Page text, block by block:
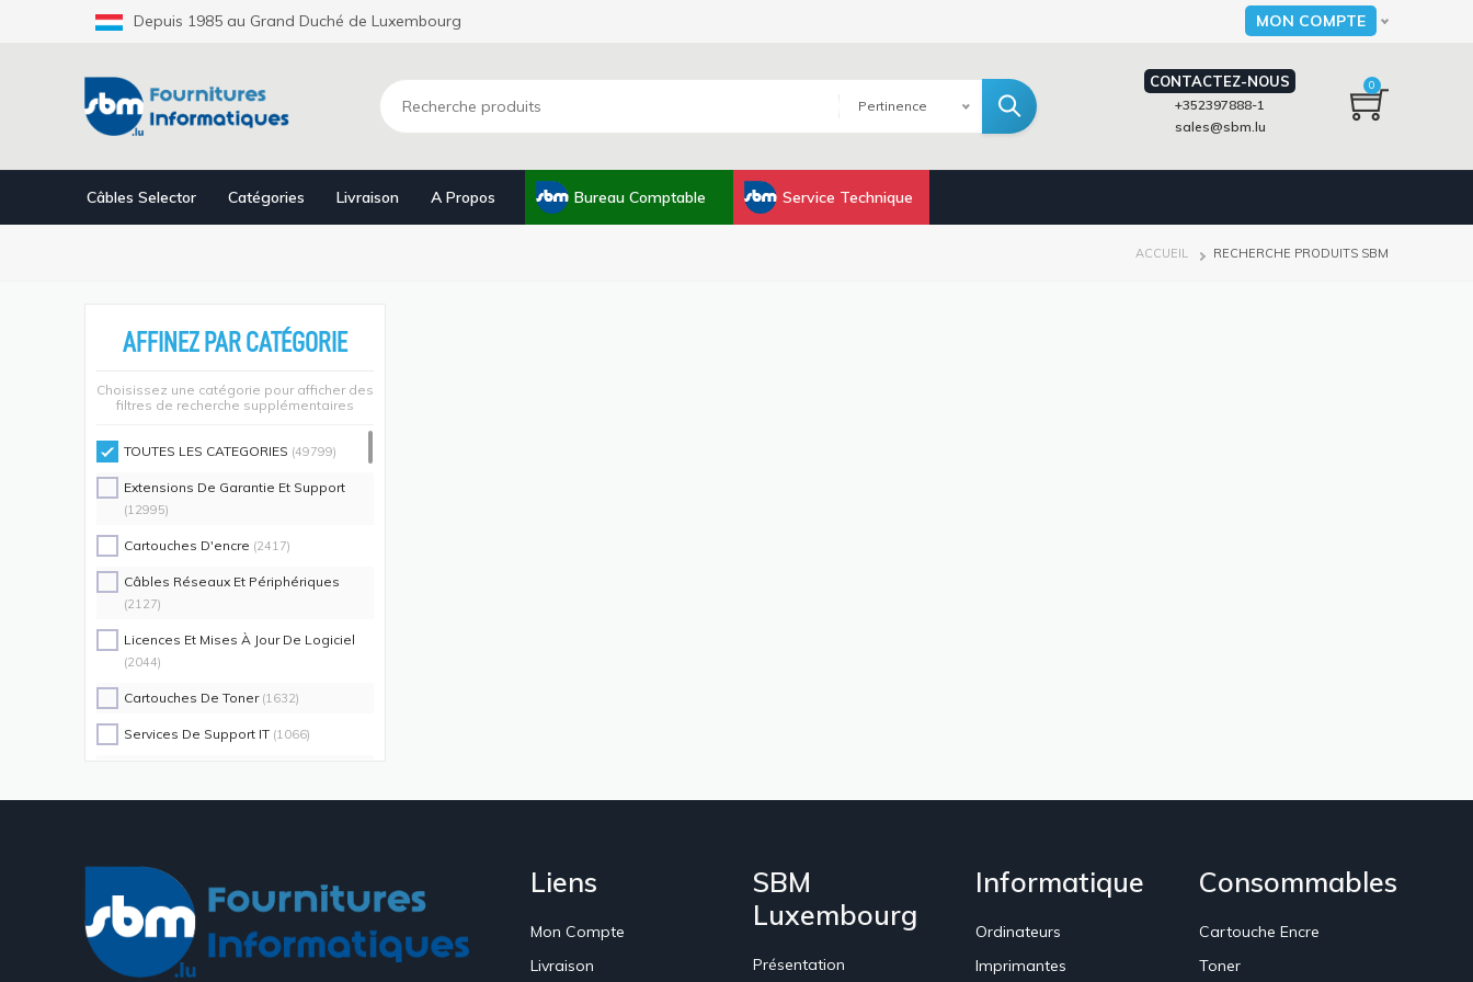
Depuis 1985 au Grand Duché de Luxembourg Select your language
MON COMPTE
Pertinence
CONTACTEZ-NOUS
+352397888-1
sales@sbm.lu
0
Câbles Selector Catégories Livraison A Propos Bureau Comptable Service Technique
FIL
ACCUEIL RECHERCHE PRODUITS SBM
AFFINEZ PAR CATÉGORIE
Choisissez une catégorie pour afficher des
filtres de recherche supplémentaires
TOUTES LES CATEGORIES (49799)
Extensions De Garantie Et Support
(12995)
Cartouches D'encre (2417)
Câbles Réseaux Et Périphériques
(2127)
Licences Et Mises À Jour De Logiciel
(2044)
Cartouches De Toner (1632)
Services De Support IT (1066)
Alimentations D'énergie Non
Interruptibles (719)
Accessoires De Racks
Unités De Distribution D'énergie (640)
Liens
Mon Compte
Livraison
SBM
Luxembourg
Présentation
Informatique
Ordinateurs
Imprimantes
Consommables
Cartouche Encre
Toner